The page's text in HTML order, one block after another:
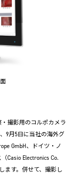
撮影用のコルポカメラ
、9月5日に当社の海外グ
GmbH、ドイツ・ノ
Casio Electronics Co.
ます。併せて、撮影し